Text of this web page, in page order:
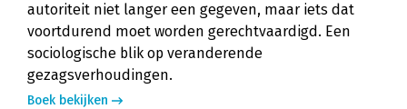
autoriteit niet langer een gegeven, maar iets dat
voortdurend moet worden gerechtvaardigd. Een
sociologische blik op veranderende
gezagsverhoudingen.
Boek bekijken